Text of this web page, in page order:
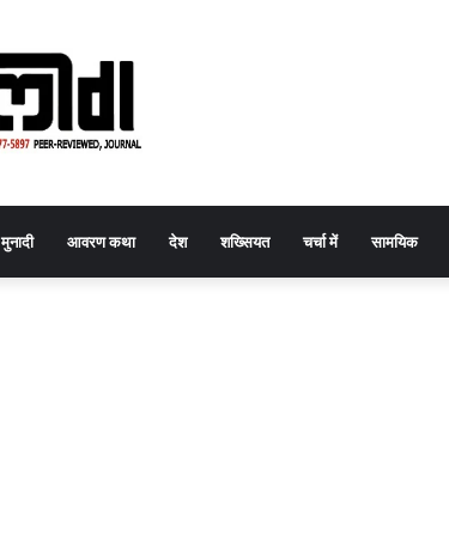
मुनादी आवरण कथा देश शख्सियत चर्चा में सामयिक